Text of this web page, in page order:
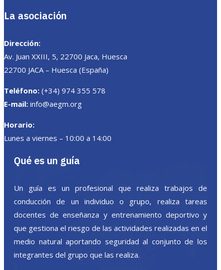
La asociación
Dirección:
Av. Juan XXIII, 5, 22700 Jaca, Huesca
22700 JACA – Huesca (España)
Teléfono: (+34) 974 355 578
E-mail: info@aegm.org
Horario:
Lunes a viernes – 10:00 a 14:00
Qué es un guía
Un guía es un profesional que realiza trabajos de
conducción de un individuo o grupo, realiza tareas
docentes de enseñanza y entrenamiento deportivo y
que gestiona el riesgo de las actividades realizadas en el
medio natural aportando seguridad al conjunto de los
integrantes del grupo que las realiza.